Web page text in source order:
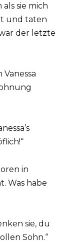
sie mich
und taten
der letzte
in
Was habe
sie, du
Sohn.“